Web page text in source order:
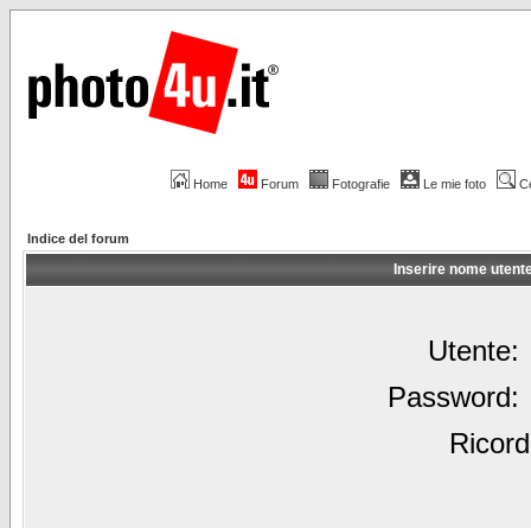
Home Forum Fotografie Le mie foto
Indice del forum
Inserire nome
Utente:
Password: